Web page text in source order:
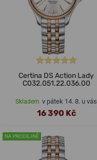
Certina DS Action Lady
C032.051.22.036.00
Skladem v pátek 14. 8. u vás
16 390 Kč
NA PRODEJNĚ